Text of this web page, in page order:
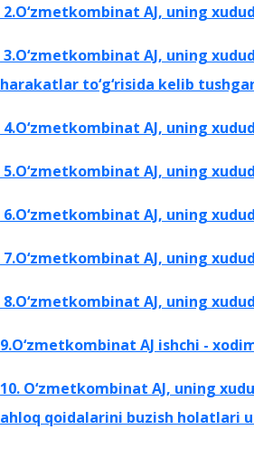
2.O‘zmetkombinat AJ, uning
3.O‘zmetkombinat AJ, uning
harakatlar to‘g‘risida kelib
4.O‘zmetkombinat AJ, uning
5.O‘zmetkombinat AJ, uning
6.O‘zmetkombinat AJ, uning
7.O‘zmetkombinat AJ, uning
8.O‘zmetkombinat AJ, uning
9.O‘zmetkombinat AJ ishchi -
10. O‘zmetkombinat AJ, uning
ahloq qoidalarini buzish holatlari